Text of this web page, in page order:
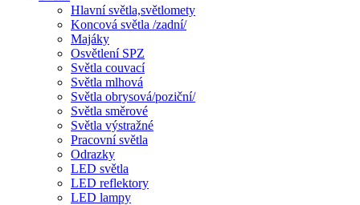
Hlavní světla,světlomety
Koncová světla /zadní/
Majáky
Osvětlení SPZ
Světla couvací
Světla mlhová
Světla obrysová/poziční/
Světla směrové
Světla výstražné
Pracovní světla
Odrazky
LED světla
LED reflektory
LED lampy